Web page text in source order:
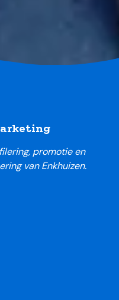
promotie en
van Enkhuizen.